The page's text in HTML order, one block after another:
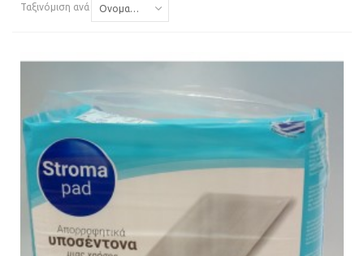
Ταξινόμιση ανά Ονομασία: Α έως το Ω